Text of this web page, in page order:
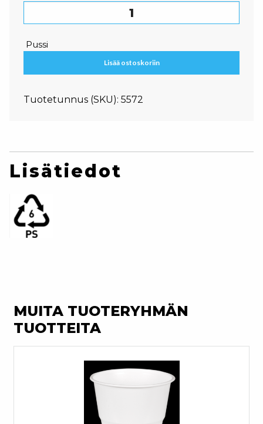
Juomapikari, valkoinen määrä
Pussi
Lisää ostoskoriin
Tuotetunnus (SKU): 5572
Lisätiedot
MUITA TUOTERYHMÄN
TUOTTEITA